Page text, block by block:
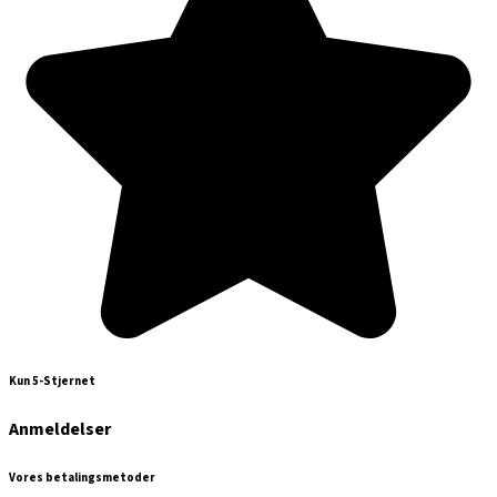
Kun 5-Stjernet
Anmeldelser
Vores betalingsmetoder